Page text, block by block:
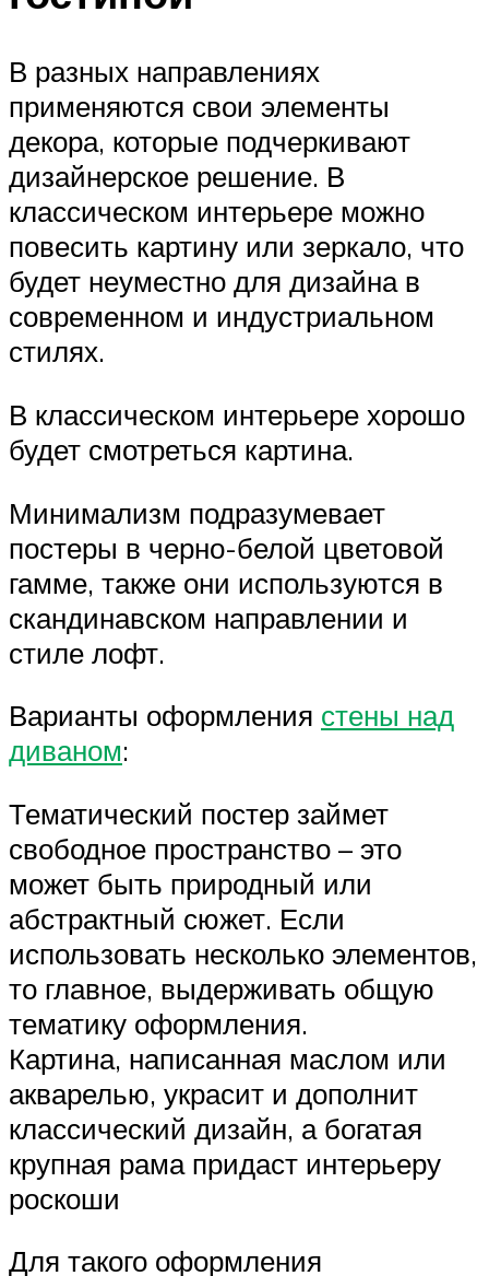
В разных направлениях
применяются свои элементы
декора, которые подчеркивают
дизайнерское решение. В
классическом интерьере можно
повесить картину или зеркало, что
будет неуместно для дизайна в
современном и индустриальном
стилях.
В классическом интерьере хорошо
будет смотреться картина.
Минимализм подразумевает
постеры в черно-белой цветовой
гамме, также они используются в
скандинавском направлении и
стиле лофт.
Варианты оформления стены над
диваном:
Тематический постер займет
свободное пространство – это
может быть природный или
абстрактный сюжет. Если
использовать несколько элементов,
то главное, выдерживать общую
тематику оформления.
Картина, написанная маслом или
акварелью, украсит и дополнит
классический дизайн, а богатая
крупная рама придаст интерьеру
роскоши
Для такого оформления